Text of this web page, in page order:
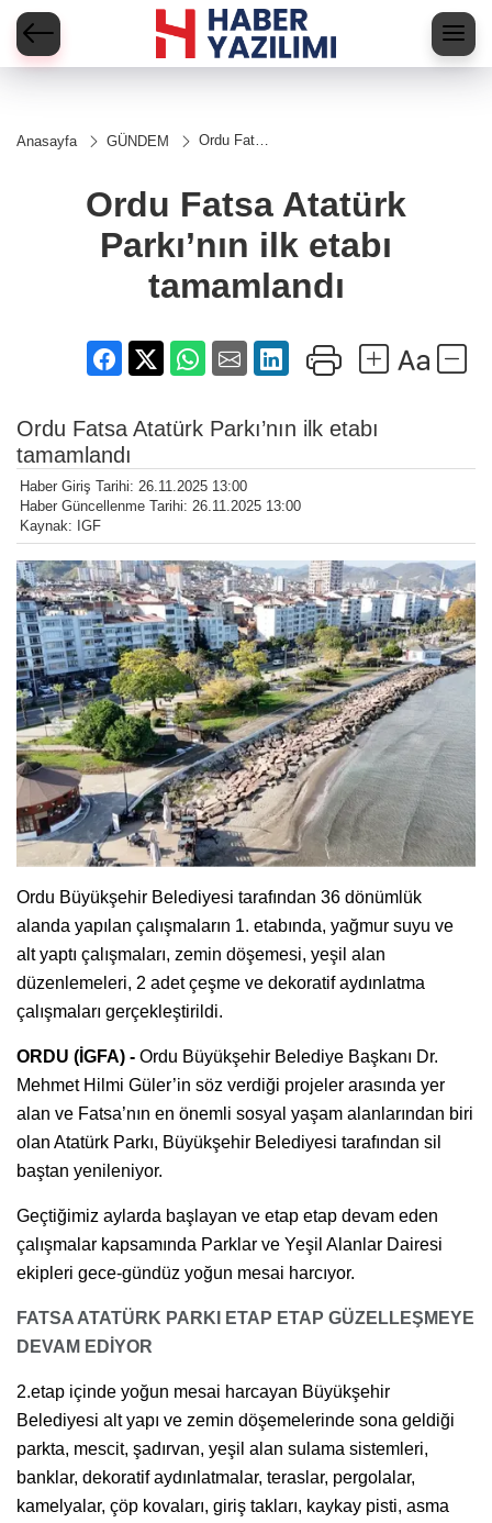
Anasayfa GÜNDEM
Ordu Fatsa
ilk etabı
tamamlandı
Ordu Fatsa Atatürk
Parkı’nın ilk etabı
tamamlandı
Ordu Fatsa Atatürk Parkı’nın ilk etabı
tamamlandı
Haber Giriş Tarihi: 26.11.2025 13:00
Haber Güncellenme Tarihi: 26.11.2025 13:00
Kaynak: IGF
Ordu Büyükşehir Belediyesi tarafından 36 dönümlük
alanda yapılan çalışmaların 1. etabında, yağmur suyu ve
alt yaptı çalışmaları, zemin döşemesi, yeşil alan
düzenlemeleri, 2 adet çeşme ve dekoratif aydınlatma
çalışmaları gerçekleştirildi.
ORDU (İGFA) - Ordu Büyükşehir Belediye Başkanı Dr.
Mehmet Hilmi Güler’in söz verdiği projeler arasında yer
alan ve Fatsa’nın en önemli sosyal yaşam alanlarından biri
olan Atatürk Parkı, Büyükşehir Belediyesi tarafından sil
baştan yenileniyor.
Geçtiğimiz aylarda başlayan ve etap etap devam eden
çalışmalar kapsamında Parklar ve Yeşil Alanlar Dairesi
ekipleri gece-gündüz yoğun mesai harcıyor.
FATSA ATATÜRK PARKI ETAP ETAP GÜZELLEŞMEYE
DEVAM EDİYOR
2.etap içinde yoğun mesai harcayan Büyükşehir
Belediyesi alt yapı ve zemin döşemelerinde sona geldiği
parkta, mescit, şadırvan, yeşil alan sulama sistemleri,
banklar, dekoratif aydınlatmalar, teraslar, pergolalar,
kamelyalar, çöp kovaları, giriş takları, kaykay pisti, asma